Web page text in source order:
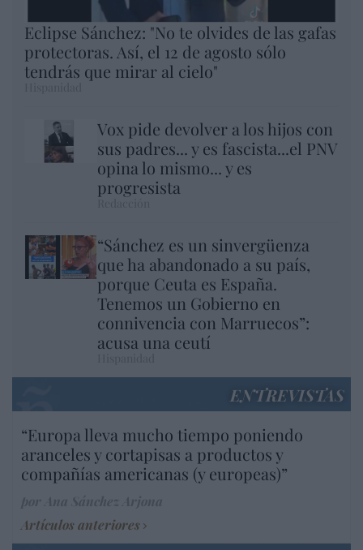
Eclipse Sánchez: "No te olvides de las gafas
protectoras. Así, el 12 de agosto sólo
tendrás que mirar al cielo"
Vox pide devolver a los hijos con
sus padres... y es fascista...el PNV
opina lo mismo... y es
progresista
“Sánchez es un sinvergüenza
que ha abandonado a su país,
porque Ceuta es España.
Tenemos un Gobierno en
connivencia con Marruecos”:
acusa una ceutí
ENTREVISTAS
“Europa lleva mucho tiempo poniendo
aranceles y cortapisas a productos y
compañías americanas (y europeas)”
Artículos anteriores